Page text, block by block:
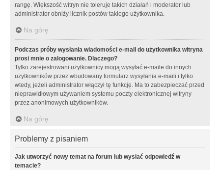
rangę. Większość witryn nie toleruje takich działań i moderator lub
administrator obniży licznik postów takiego użytkownika.
Na górę
Podczas próby wysłania wiadomości e-mail do użytkownika witryna
prosi mnie o zalogowanie. Dlaczego?
Tylko zarejestrowani użytkownicy mogą wysyłać e-maile do innych
użytkowników przez wbudowany formularz wysyłania e-maili i tylko
wtedy, jeżeli administrator włączył tę funkcję. Ma to zabezpieczać przed
nieprawidłowym używaniem systemu poczty elektronicznej witryny
przez anonimowych użytkowników.
Na górę
Problemy z pisaniem
Jak utworzyć nowy temat na forum lub wysłać odpowiedź w
temacie?